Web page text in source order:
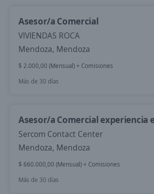
Asesor/a Comercial
VIVIENDAS ROCA
Mendoza, Mendoza
$ 2.000,00 (Mensual) + Comisiones
Más de 30 días
Asesor/a Comercial experiencia
Sercom Contact Center
Mendoza, Mendoza
$ 660.000,00 (Mensual) + Comisiones
Más de 30 días